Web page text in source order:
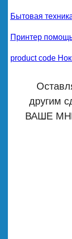
Бытовая
Принтер
product code
другим
ВАШЕ